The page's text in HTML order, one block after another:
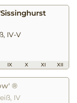
IV-V
IX X XI XII
®
IV